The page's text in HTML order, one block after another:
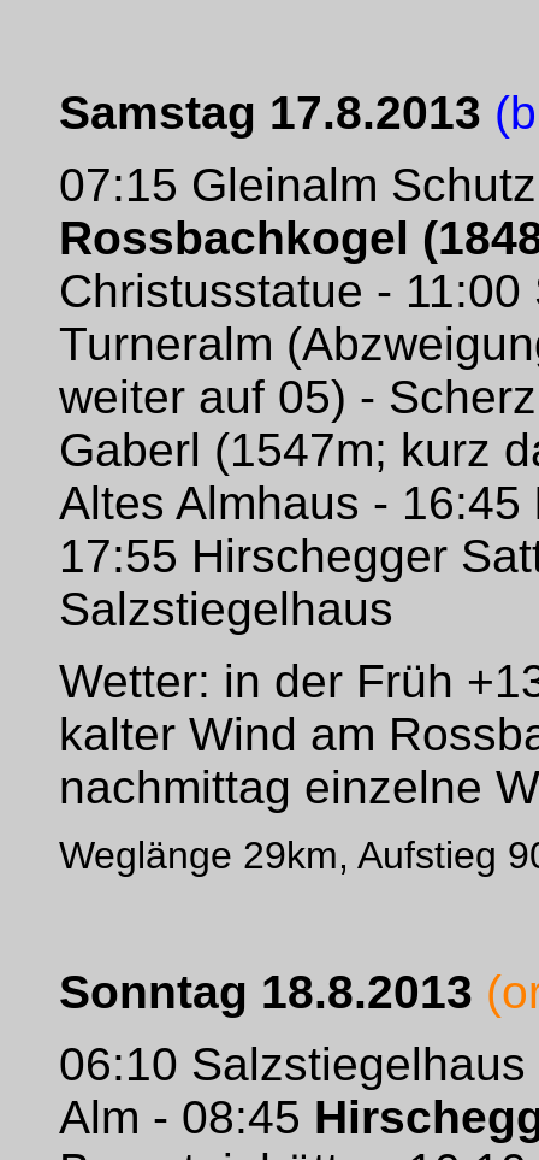
Samstag 17.8.2013
07:15 Gleinalm
Rossbachkogel
Christusstatue -
Turneralm
weiter auf 05) -
Gaberl (1547m; kurz
Altes Almhaus - 16:45
17:55 Hirschegger
Salzstiegelhaus
Wetter: in der Früh
kalter Wind am
nachmittag einzelne
Weglänge 29km, Aufstieg
Sonntag 18.8.2013
06:10
Alm - 08:45